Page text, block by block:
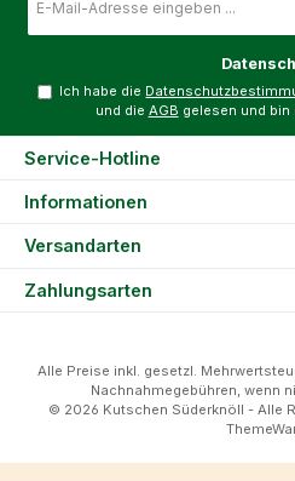
Mail-
Adresse
Ich habe die
und die AGB gelesen und bin
Service-Hotline
Informationen
Versandarten
Zahlungsarten
Alle Preise inkl. gesetzl.
Nachnahmegebühren, wenn
© 2026 Kutschen Süderknöll - Alle